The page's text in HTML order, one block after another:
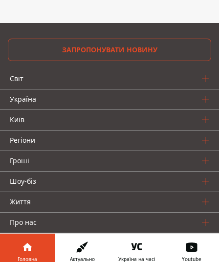
ЗАПРОПОНУВАТИ НОВИНУ
Світ
Україна
Київ
Регіони
Гроші
Шоу-біз
Життя
Про нас
Головна Актуально Україна на часі Youtube